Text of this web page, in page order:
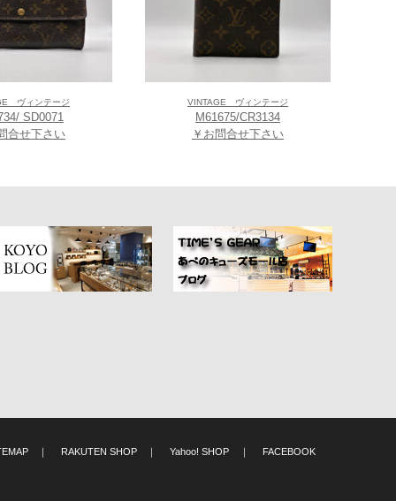
氏(左側) が店舗視察ため、QUELLE HEURE(ケルエ)心斎橋
ヴィンテージ
SD0071
合せ下さい
VINTAGE ヴィンテージ
M61675/CR3134
￥お問合せ下さい
｜ RAKUTEN SHOP ｜ Yahoo! SHOP ｜ FACEBOOK